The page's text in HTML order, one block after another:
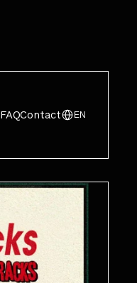
FAQContact EN